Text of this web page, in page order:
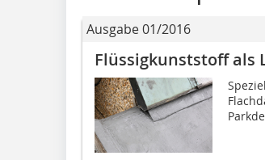
Ausgabe 01/2016
Flüssigkunststoff als